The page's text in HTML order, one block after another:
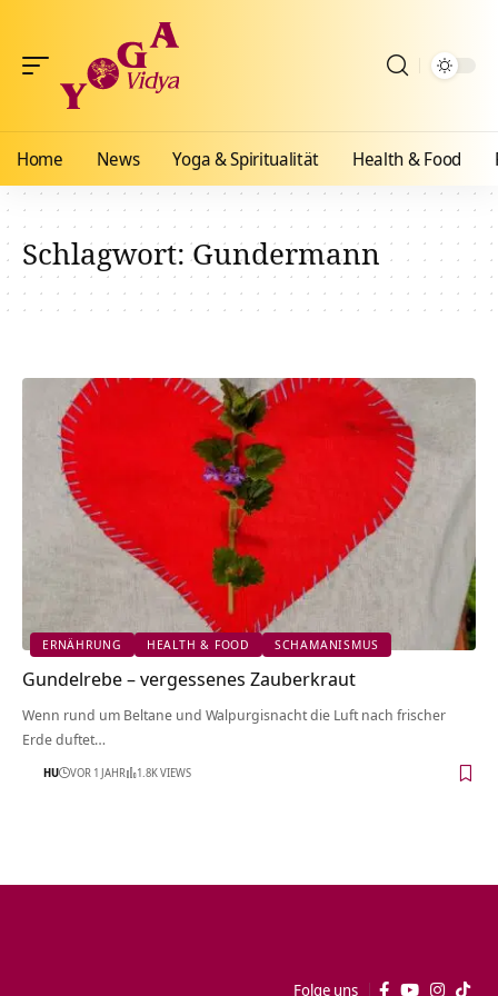
Home News Yoga & Spiritualität Health & Food
Schlagwort:Gundermann
ERNÄHRUNG HEALTH & FOOD SCHAMANISMUS
Gundelrebe – vergessenes Zauberkraut
Wenn rund um Beltane und Walpurgisnacht die Luft nach frischer
Erde duftet…
HU VOR 1 JAHR 1.8K VIEWS
Folge uns